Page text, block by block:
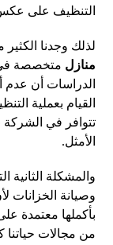
التنظيف على
لذلك وجدنا
منازل متخصصة في
الدراسات أن عدم
القيام بعملية
تتوافر في
الأمثل.
والمشكلة
وصيانة الخزانات
بأكملها معتمدة
من مجالات